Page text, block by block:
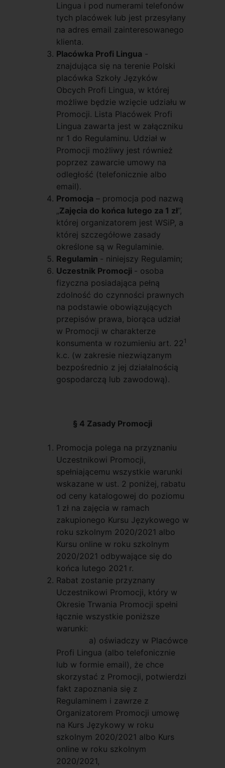
Lingua i pod numerami telefonów
tych placówek lub jest przesyłany
na adres email zainteresowanego
klienta.
Placówka Profi Lingua -
znajdująca się na terenie Polski
placówka Szkoły Języków
Obcych Profi Lingua, w której
możliwe będzie wzięcie udziału w
Promocji. Lista Placówek Profi
Lingua zawarta jest w załączniku
nr 1 do Regulaminu. Udział w
Promocji możliwy jest również
poprzez zawarcie umowy na
odległość (telefonicznie albo
email).
Promocja – promocja pod nazwą
„Zajęcia do końca lutego za 1 zł”,
której organizatorem jest WSiP, a
której szczegółowe zasady
określone są w Regulaminie.
Regulamin - niniejszy Regulamin;
Uczestnik Promocji - osoba
fizyczna posiadająca pełną
zdolność do czynności prawnych
na podstawie obowiązujących
przepisów prawa, biorąca udział
w Promocji w charakterze
konsumenta w rozumieniu art. 221
k.c. (w zakresie niezwiązanym
bezpośrednio z jej działalnością
gospodarczą lub zawodową).
§ 4 Zasady Promocji
Promocja polega na przyznaniu
Uczestnikowi Promocji,
spełniającemu wszystkie warunki
wskazane w ust. 2 poniżej, rabatu
od ceny katalogowej do poziomu
1 zł na zajęcia w ramach
zakupionego Kursu Językowego w
roku szkolnym 2020/2021 albo
Kursu online w roku szkolnym
2020/2021 odbywające się do
końca lutego 2021 r.
Rabat zostanie przyznany
Uczestnikowi Promocji, który w
Okresie Trwania Promocji spełni
łącznie wszystkie poniższe
warunki:
a) oświadczy w Placówce
Profi Lingua (albo telefonicznie
lub w formie email), że chce
skorzystać z Promocji, potwierdzi
fakt zapoznania się z
Regulaminem i zawrze z
Organizatorem Promocji umowę
na Kurs Językowy w roku
szkolnym 2020/2021 albo Kurs
online w roku szkolnym
2020/2021,